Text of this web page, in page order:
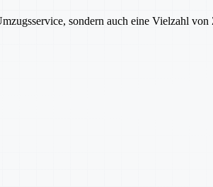
sondern auch eine Vielzahl